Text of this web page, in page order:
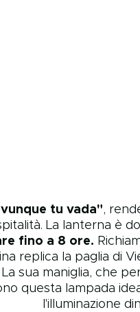
tu vada",
La lanterna è
fino a 8 ore.
replica la paglia di
sua maniglia, che
questa lampada
l'illuminazione